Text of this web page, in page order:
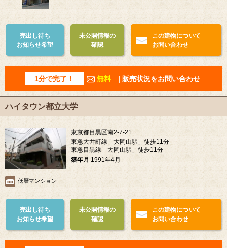
売出し待ち
お知らせ希望
未公開情報の
確認
この建物について
お問い合わせ
1分で完了！ 無料 | 販売状況をお問い合わせ
ハイタウン都立大学
東京都目黒区南2-7-21
東急大井町線「大岡山駅」徒歩11分
東急目黒線「大岡山駅」徒歩11分
築年月 1991年4月
低層マンション
売出し待ち
お知らせ希望
未公開情報の
確認
この建物について
お問い合わせ